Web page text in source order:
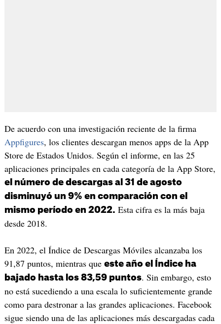
De acuerdo con una investigación reciente de la firma
Appfigures, los clientes descargan menos apps de la App
Store de Estados Unidos. Según el informe, en las 25
aplicaciones principales en cada categoría de la App Store,
el número de descargas al 31 de agosto
disminuyó un 9% en comparación con el
mismo período en 2022. Esta cifra es la más baja
desde 2018.
En 2022, el Índice de Descargas Móviles alcanzaba los
91,87 puntos, mientras que este año el Índice ha
bajado hasta los 83,59 puntos. Sin embargo, esto
no está sucediendo a una escala lo suficientemente grande
como para destronar a las grandes aplicaciones. Facebook
sigue siendo una de las aplicaciones más descargadas cada